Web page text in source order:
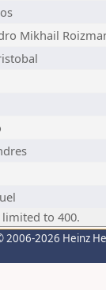
Mikhail
to 400.
2006-2026 Heinz